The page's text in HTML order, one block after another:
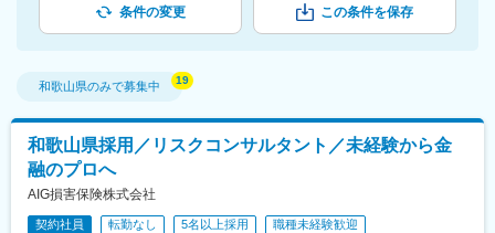
条件の変更 この条件を保存
和歌山県のみで募集中
和歌山県採用／リスクコンサルタント／未経験から金
融のプロへ
AIG損害保険株式会社
契約社員 転勤なし 5名以上採用
職種未経験歓迎